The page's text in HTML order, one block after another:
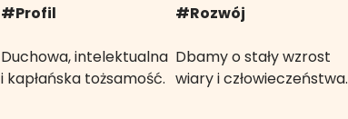
#Profil
Duchowa, intelektualna
i kapłańska tożsamość.
#Rozwój
Dbamy o stały wzrost
wiary i człowieczeństwa.